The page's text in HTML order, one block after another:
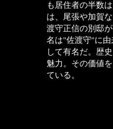
も居住者の半数
は、尾張や加賀
渡守正信の別邸
名は"佐渡守"に
して有名だ。歴
魅力。その価値
ている。